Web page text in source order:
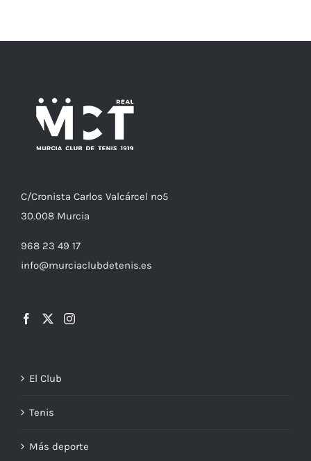
C/Cronista Carlos Valcárcel nº5
30.008 Murcia
968 23 49 17
info@murciaclubdetenis.es
El Club
Tenis
Más deporte